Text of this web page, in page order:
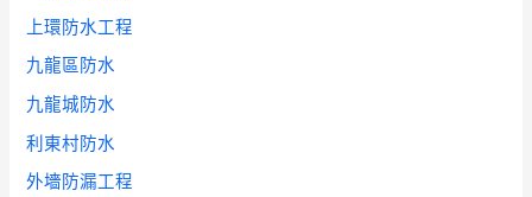
上環防水工程
九龍區防水
九龍城防水
利東村防水
外墻防漏工程